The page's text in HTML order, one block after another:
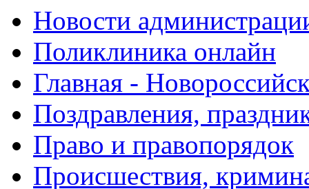
Новости
Поликлиника онлайн
Главная -
Поздравления,
Право и правопорядок
Происшествия,